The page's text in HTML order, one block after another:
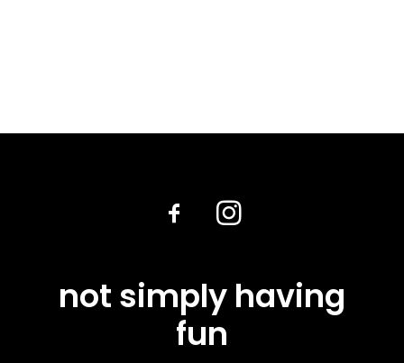
not simply having
fun